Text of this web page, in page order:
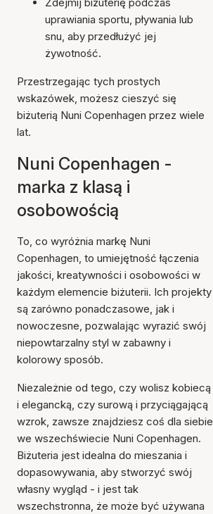
uprawiania sportu, pływania lub
snu, aby przedłużyć jej
żywotność.
Przestrzegając tych prostych
wskazówek, możesz cieszyć się
biżuterią Nuni Copenhagen przez wiele
lat.
Nuni Copenhagen -
marka z klasą i
osobowością
To, co wyróżnia markę Nuni
Copenhagen, to umiejętność łączenia
jakości, kreatywności i osobowości w
każdym elemencie biżuterii. Ich projekty
są zarówno ponadczasowe, jak i
nowoczesne, pozwalając wyrazić swój
niepowtarzalny styl w zabawny i
kolorowy sposób.
Niezależnie od tego, czy wolisz kobiecą
i elegancką, czy surową i przyciągającą
wzrok, zawsze znajdziesz coś dla siebie
we wszechświecie Nuni Copenhagen.
Biżuteria jest idealna do mieszania i
dopasowywania, aby stworzyć swój
własny wygląd - i jest tak
wszechstronna, że może być używana